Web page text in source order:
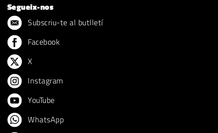
Segueix-nos
Subscriu-te al butlletí
Facebook
X
Instagram
YouTube
WhatsApp